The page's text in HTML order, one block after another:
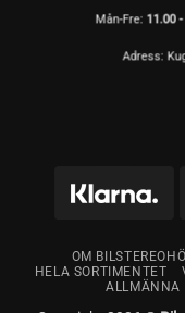
Mån-Fre: 11.00
Adress:
OM
HELA SORTIMENTET
ALLMÄNNA